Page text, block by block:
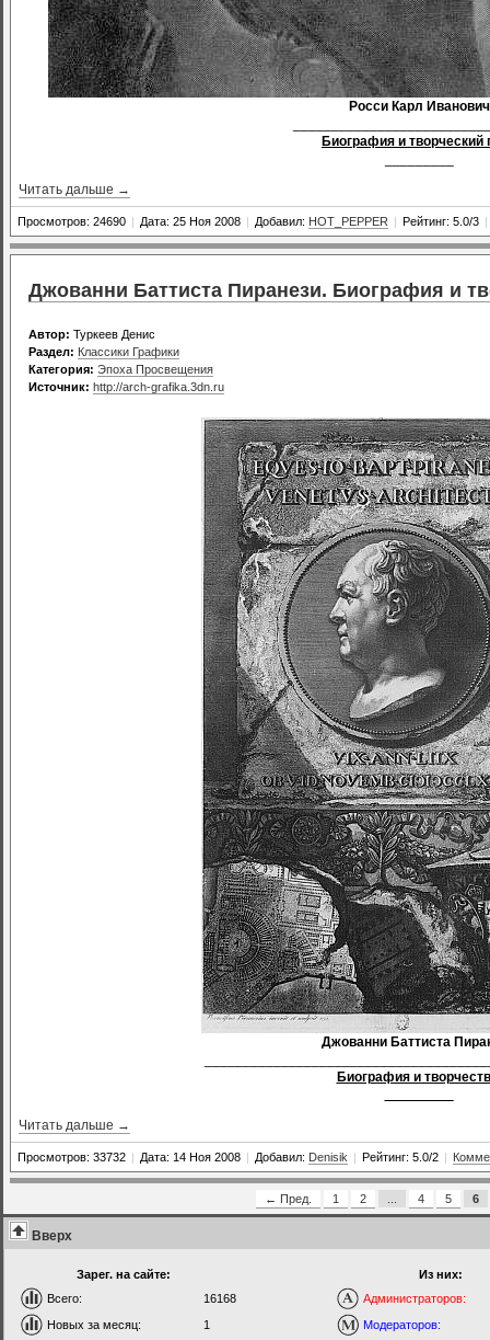
Росси Карл Иванович
Биография и творческий
Читать дальше →
Просмотров: 24690 Дата: 25 Ноя 2008 Добавил: HOT_PEPPER Рейтинг: 5.0/3
Джованни Баттиста Пиранези. Биография и
Автор: Туркеев Денис
Раздел: Классики Графики
Категория: Эпоха Просвещения
Источник: http://arch-grafika.3dn.ru
Джованни Баттиста
Биография и
Читать дальше →
Просмотров: 33732 | Дата: 14 Ноя 2008 | Добавил: Denisik | Рейтинг: 5.0/2 |
← Пред. 1 2 4 5 6
Вверх
Зарег. на сайте:
Всего:
16168
Новых за месяц:
1
Из них:
Администраторов:
Модераторов: